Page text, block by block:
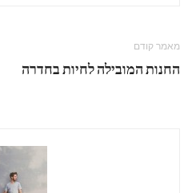
מאמר קודם
החנות המובילה לחיות בחדרה